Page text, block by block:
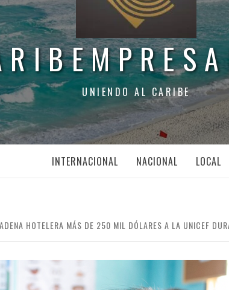
UNIENDO AL CARIBE
INTERNACIONAL NACIONAL LOCAL
HOTELERA MÁS DE 250 MIL DÓLARES A LA UNICEF